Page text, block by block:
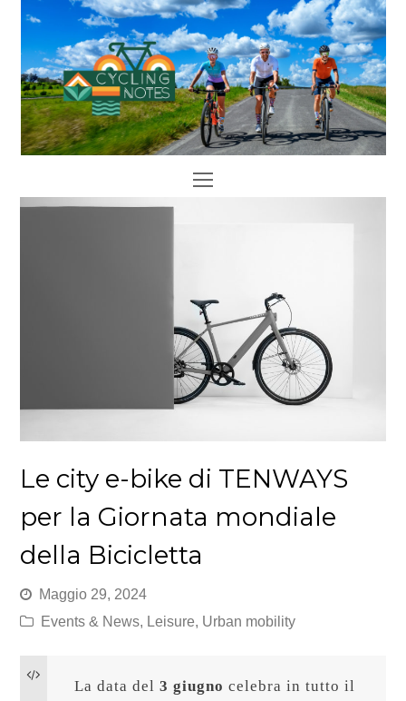
Open
Le city e-bike di TENWAYS
per la Giornata mondiale
della Bicicletta
Maggio 29, 2024
Events & News, Leisure, Urban mobility
La data del 3 giugno celebra in tutto il